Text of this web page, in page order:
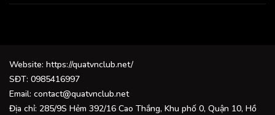
Website: https://quatvnclub.net/
SĐT: 0985416997
Email: contact@quatvnclub.net
Địa chỉ: 285/9S Hẻm 392/16 Cao Thắng, Khu phố 0, Quận 10, Hồ